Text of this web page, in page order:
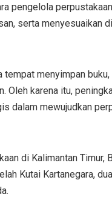
pengelola
serta menyesuaikan
menyimpan
Oleh karena itu,
dalam mewujudkan
di Kalimantan Timur,
Kutai Kartanegara,